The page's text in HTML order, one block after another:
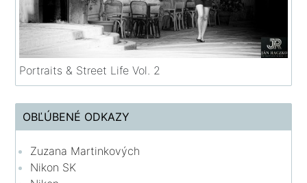
Portraits & Street Life Vol. 2
OBĽÚBENÉ ODKAZY
Zuzana Martinkových
Nikon SK